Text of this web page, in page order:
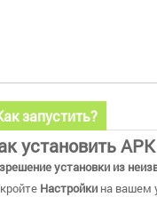
запустить?
установить
установки из
Настройки на вашем